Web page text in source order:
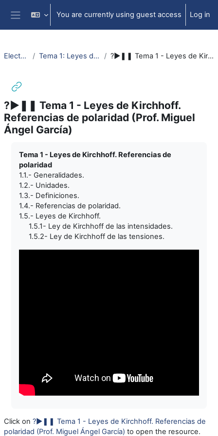
Skip to main content
Side panel
You are currently using guest access Log in
ElectrotecniaAbierta Tema 1: Leyes de Kirchhoff. Referencias de polaridad. ?►❚❚ Tema 1 - Leyes de Kirchhoff. Referencias de polaridad (Prof. Miguel Ángel García)
?►❚❚ Tema 1 - Leyes de Kirchhoff.
Referencias de polaridad (Prof. Miguel
Ángel García)
Tema 1 - Leyes de Kirchhoff. Referencias de
polaridad
1.1.- Generalidades.
1.2.- Unidades.
1.3.- Definiciones.
1.4.- Referencias de polaridad.
1.5.- Leyes de Kirchhoff.
1.5.1- Ley de Kirchhoff de las intensidades.
1.5.2- Ley de Kirchhoff de las tensiones.
Click on ?►❚❚ Tema 1 - Leyes de Kirchhoff. Referencias de
polaridad (Prof. Miguel Ángel García) to open the resource.